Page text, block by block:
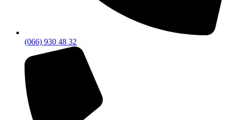
(066) 930 48 32